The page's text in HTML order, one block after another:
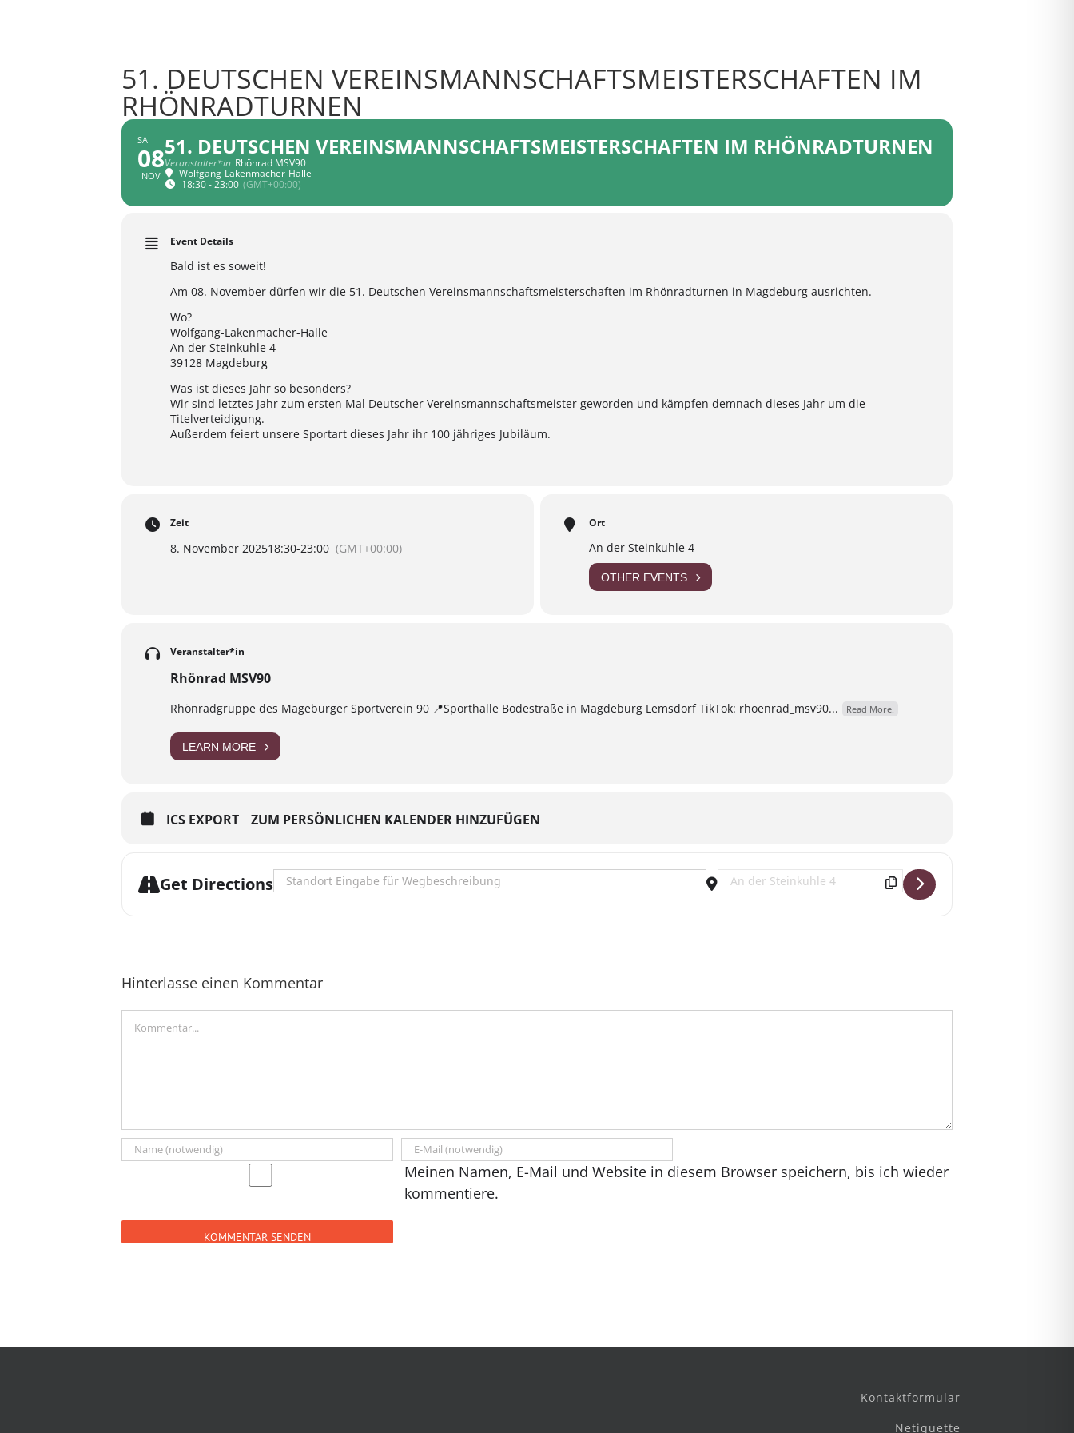
51. DEUTSCHEN VEREINSMANNSCHAFTSMEISTERSCHAFTEN IM
RHÖNRADTURNEN
SA
08
NOV
51. DEUTSCHEN VEREINSMANNSCHAFTSMEISTERSCHAFTEN IM RHÖNRADTURNEN
Veranstalter*in Rhönrad MSV90
Wolfgang-Lakenmacher-Halle
18:30 - 23:00 (GMT+00:00)
Event Details
Bald ist es soweit!
Am 08. November dürfen wir die 51. Deutschen Vereinsmannschaftsmeisterschaften im Rhönradturnen in Magdeburg ausrichten.
Wo?
Wolfgang-Lakenmacher-Halle
An der Steinkuhle 4
39128 Magdeburg
Was ist dieses Jahr so besonders?
Wir sind letztes Jahr zum ersten Mal Deutscher Vereinsmannschaftsmeister geworden und kämpfen demnach dieses Jahr um die
Titelverteidigung.
Außerdem feiert unsere Sportart dieses Jahr ihr 100 jähriges Jubiläum.
Zeit
8. November 202518:30-23:00 (GMT+00:00)
Ort
An der Steinkuhle 4
OTHER EVENTS
Veranstalter*in
Rhönrad MSV90
Rhönradgruppe des Mageburger Sportverein 90 📍Sporthalle Bodestraße in Magdeburg Lemsdorf TikTok: rhoenrad_msv90... Read More.
LEARN MORE
ICS EXPORT ZUM PERSÖNLICHEN KALENDER HINZUFÜGEN
Get Directions Address - 51. Deutschen Vereinsmannschaftsmeisterschaften im Rhönradturnen []Destination Address - 51. Deutschen
Hinterlasse einen Kommentar
Meinen Namen, E-Mail und Website in diesem Browser speichern, bis ich wieder
kommentiere.
Kontaktformular
Netiquette